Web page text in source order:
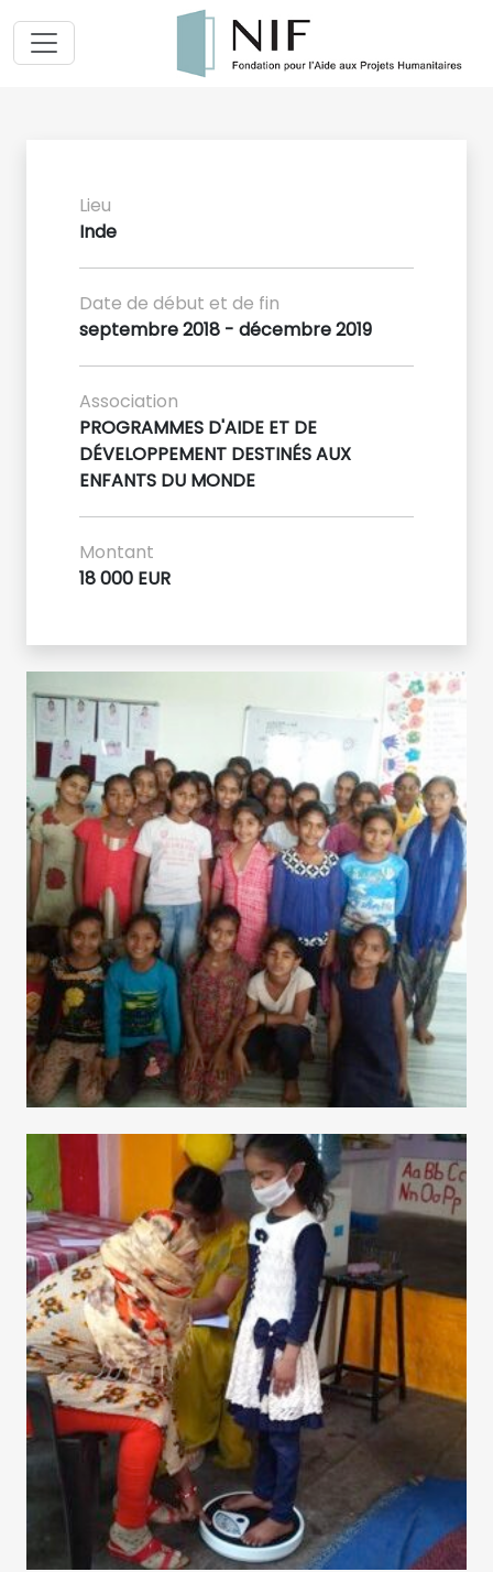
Lieu
Inde
Date de début et de fin
septembre 2018 - décembre 2019
Association
PROGRAMMES D'AIDE ET DE
DÉVELOPPEMENT DESTINÉS AUX
ENFANTS DU MONDE
Montant
18 000 EUR